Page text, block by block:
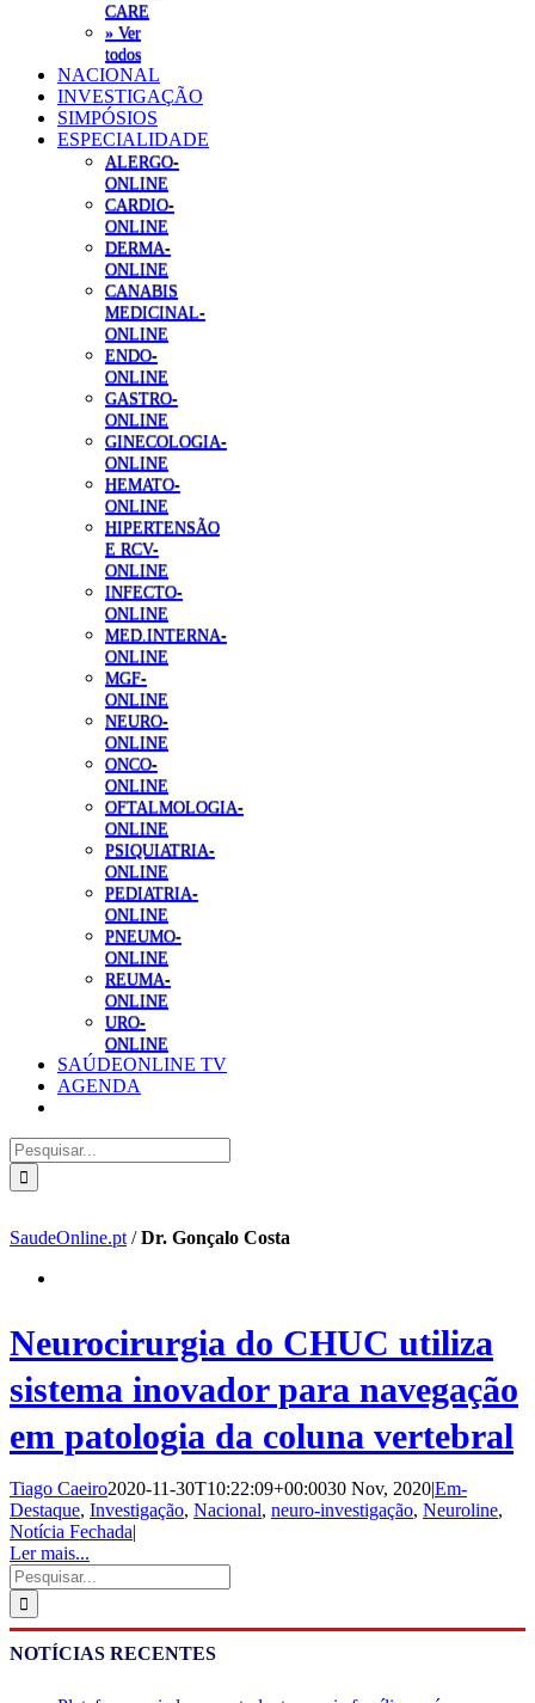
CARE
» Ver
todos
NACIONAL
INVESTIGAÇÃO
SIMPÓSIOS
ESPECIALIDADE
ALERGO-
ONLINE
CARDIO-
ONLINE
DERMA-
ONLINE
CANABIS
MEDICINAL-
ONLINE
ENDO-
ONLINE
GASTRO-
ONLINE
GINECOLOGIA-
ONLINE
HEMATO-
ONLINE
HIPERTENSÃO
E RCV-
ONLINE
INFECTO-
ONLINE
MED.INTERNA-
ONLINE
MGF-
ONLINE
NEURO-
ONLINE
ONCO-
ONLINE
OFTALMOLOGIA-
ONLINE
PSIQUIATRIA-
ONLINE
PEDIATRIA-
ONLINE
PNEUMO-
ONLINE
REUMA-
ONLINE
URO-
ONLINE
SAÚDEONLINE TV
AGENDA
Pesquisar
SaudeOnline.pt /Dr. Gonçalo Costa
Neurocirurgia do CHUC utiliza
sistema inovador para navegação
em patologia da coluna vertebral
Tiago Caeiro2020-11-30T10:22:09+00:0030 Nov, 2020|Em-
Destaque, Investigação, Nacional, neuro-investigação, Neuroline,
Notícia Fechada|
Ler mais...
Pesquisar
NOTÍCIAS RECENTES